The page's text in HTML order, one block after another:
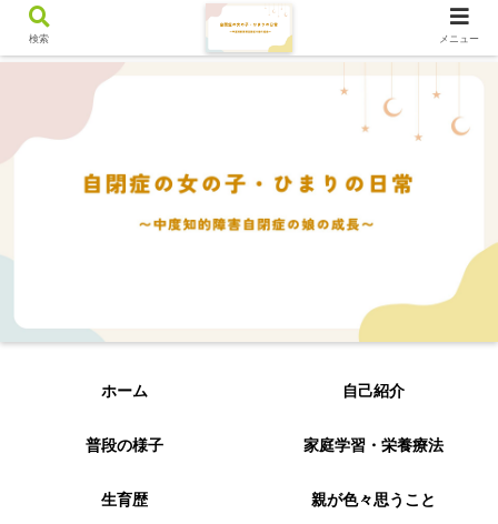
ホーム 自己紹介
普段の様子 家庭学習・栄養療法
生育歴 親が色々思うこと
検索 メニュー